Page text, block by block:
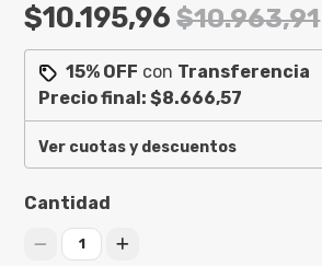
$10.195,96$10.963,91
15% OFF con Transferencia
Precio final:$8.666,57
Ver cuotas y descuentos
Cantidad
1